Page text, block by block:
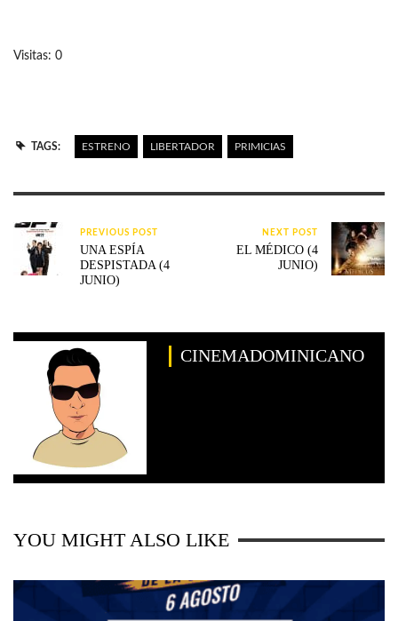
Visitas: 0
TAGS: ESTRENO LIBERTADOR PRIMICIAS
PREVIOUS POST
UNA ESPÍA
DESPISTADA (4
JUNIO)
NEXT POST
EL MÉDICO (4
JUNIO)
CINEMADOMINICANO
YOU MIGHT ALSO LIKE